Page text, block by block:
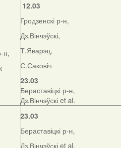
н,
12.03
Гродзенскі р-н,
Дз.Вінчэўскі,
Т.Яварэц,
С.Саковіч
23.03
Бераставіцкі р-н,
Дз.Вінчэўскі et al.
23.03
Бераставіцкі р-н,
Дз.Вінчэўскі et al.